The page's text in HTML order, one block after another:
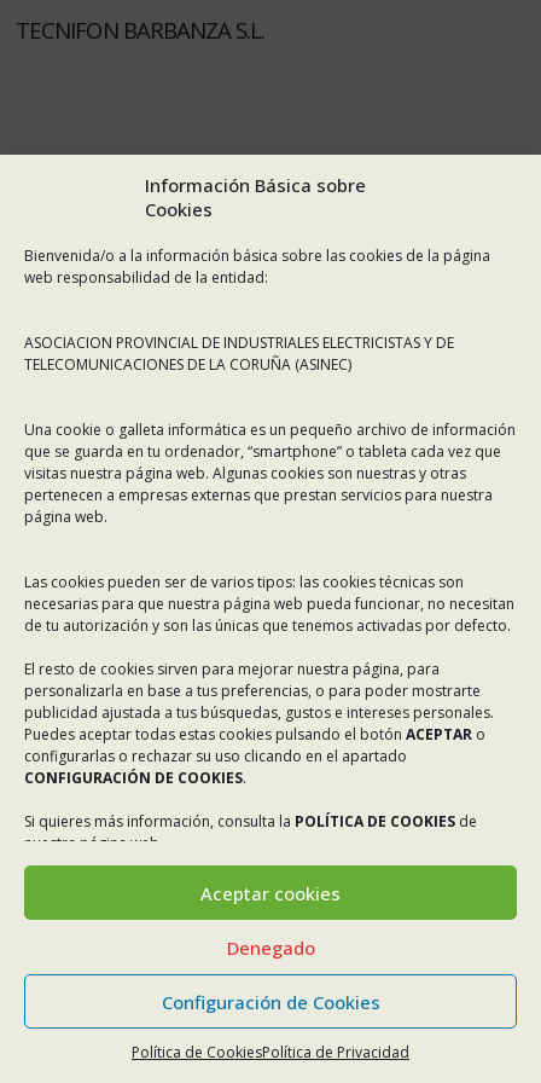
Información Básica sobre
Cookies
Bienvenida/o a la información básica sobre las cookies de la página
web responsabilidad de la entidad:
ASOCIACION PROVINCIAL DE INDUSTRIALES ELECTRICISTAS Y DE
TELECOMUNICACIONES DE LA CORUÑA (ASINEC)
Una cookie o galleta informática es un pequeño archivo de información
que se guarda en tu ordenador, “smartphone” o tableta cada vez que
visitas nuestra página web. Algunas cookies son nuestras y otras
pertenecen a empresas externas que prestan servicios para nuestra
página web.
Las cookies pueden ser de varios tipos: las cookies técnicas son
necesarias para que nuestra página web pueda funcionar, no necesitan
de tu autorización y son las únicas que tenemos activadas por defecto.
El resto de cookies sirven para mejorar nuestra página, para
personalizarla en base a tus preferencias, o para poder mostrarte
publicidad ajustada a tus búsquedas, gustos e intereses personales.
Puedes aceptar todas estas cookies pulsando el botón ACEPTAR o
configurarlas o rechazar su uso clicando en el apartado
CONFIGURACIÓN DE COOKIES.
Si quieres más información, consulta la POLÍTICA DE COOKIES de
nuestra página web.
Aceptar cookies
Denegado
Configuración de Cookies
Política de CookiesPolítica de Privacidad
TECNIFON BARBANZA S.L.